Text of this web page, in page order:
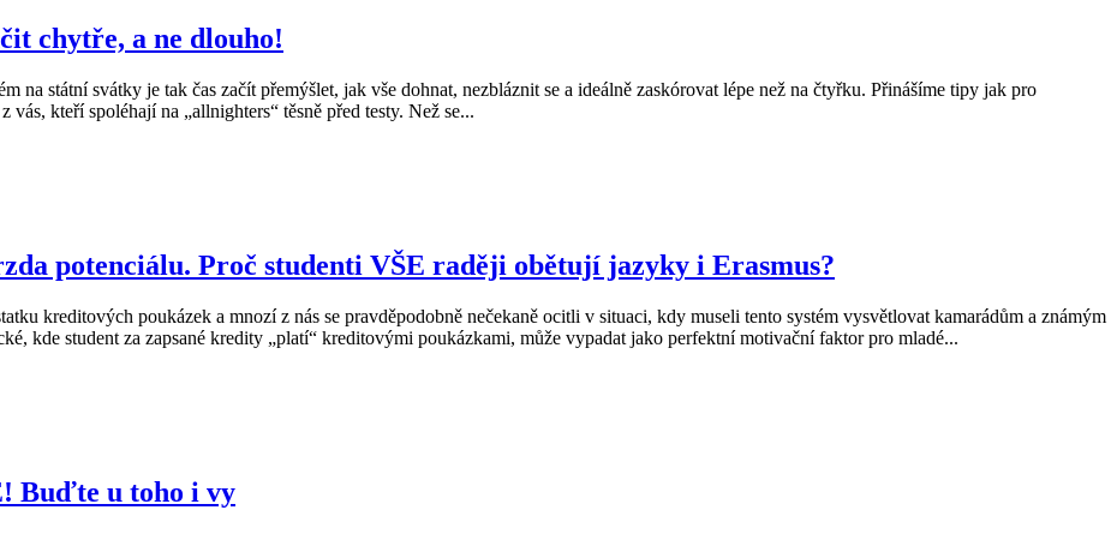
chytře, a ne dlouho!
na státní svátky je tak čas začít přemýšlet, jak vše dohnat, nezbláznit se a ideálně zaskórovat lépe než na čtyřku. Přinášíme tipy jak pro
kteří spoléhají na „allnighters“ těsně před testy. Než se...
potenciálu. Proč studenti VŠE raději obětují jazyky i Erasmus?
kreditových poukázek a mnozí z nás se pravděpodobně nečekaně ocitli v situaci, kdy museli tento systém vysvětlovat kamarádům a známým
kde student za zapsané kredity „platí“ kreditovými poukázkami, může vypadat jako perfektní motivační faktor pro mladé...
Buďte u toho i vy